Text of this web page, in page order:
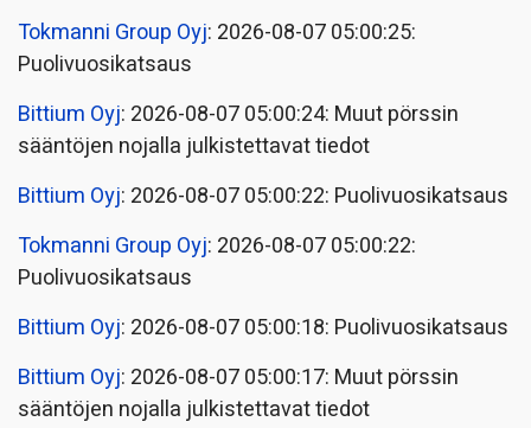
Tokmanni Group Oyj: 2026-08-07 05:00:25:
Puolivuosikatsaus
Bittium Oyj: 2026-08-07 05:00:24: Muut pörssin
sääntöjen nojalla julkistettavat tiedot
Bittium Oyj: 2026-08-07 05:00:22: Puolivuosikatsaus
Tokmanni Group Oyj: 2026-08-07 05:00:22:
Puolivuosikatsaus
Bittium Oyj: 2026-08-07 05:00:18: Puolivuosikatsaus
Bittium Oyj: 2026-08-07 05:00:17: Muut pörssin
sääntöjen nojalla julkistettavat tiedot